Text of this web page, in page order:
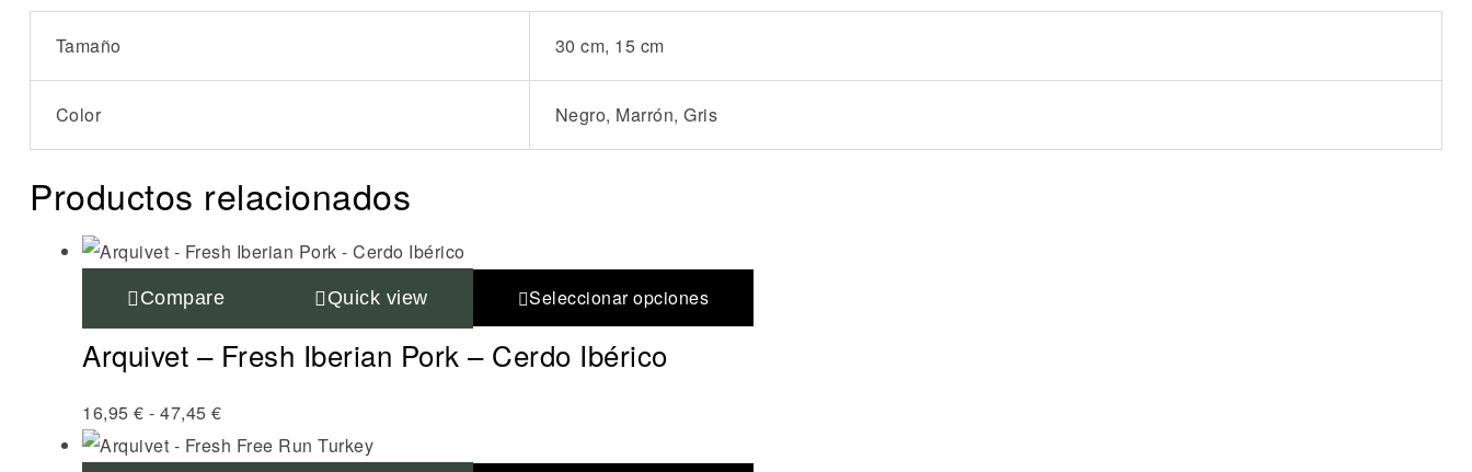
Tamaño 30 cm, 15 cm
Color Negro, Marrón, Gris
Productos relacionados
Compare Quick view Seleccionar opciones
Arquivet – Fresh Iberian Pork – Cerdo Ibérico
16,95 € - 47,45 €